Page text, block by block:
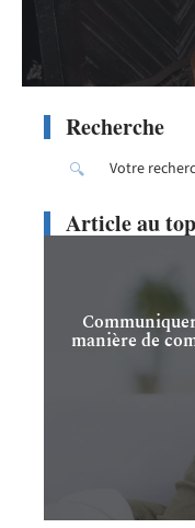
Recherche
Article au top
manière de